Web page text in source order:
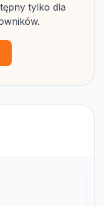
tylko dla